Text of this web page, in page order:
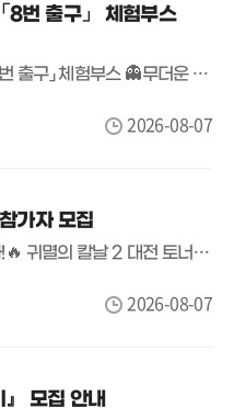
번 출구」 체험부스
👻 여름방학 공포게임 OPEN! 「8번 출구」 체험부스 👻무더운 여름, 등골이 오싹해지는 공포게임에 도전해 보세요!기장청소년센터에서 여름방학 특별 프로그램으로 화제의 공포게임 「8번 출구」 체험부스를 운영합니다.🚪 게임명▶ 「8번 출구」📅 운영기간2026. 8. 7.(금) ~ 8. 8.(토)13:00 ~ 18:00📍 장소기장청소년센터 만남의 장🎮 참가대상기장청소년센터 이용자 누구나🍪 참가혜택참여자 전원 간식 증정!(※ 간식 소진 시 조기 마감)👀 이런 분들께 추천합니다!✔ 공포게임을 좋아하는 사람✔ 친구와 함께 여름방학 추억을 만들고 싶은 사람✔ 「8번 출구」를 직접 플레이해 보고 싶은 사람혼자 도전해도 좋고,친구들과 함께 더욱 짜릿한 시간을 즐겨보세요!📢 참가비 무료!별도 신청 없이 운영시간 내 방문하면 누구나 참여 가능합니다.#기장청소년센터 #여름방학 #슈퍼플레이 #공포게임 #8번출구 #게임체험 #무료체험 #청소년활동 #기장놀거리 #여름방학추천
2026-08-07
가자 모집
삭제 📢 여름방학 최강자를 가려라!🔥 귀멸의 칼날 2 대전 토너먼트 참가자 모집 🔥귀멸의 칼날 팬이라면 놓칠 수 없는 승부!친구들과 함께 최고의 귀살대가 되어 토너먼트 우승에 도전해 보세요! 🎮⚔️🏆 귀멸의 칼날 2 대전 토너먼트📅 일시2026년 8월 20일(목) 15:00 ~ 17:00📍 장소기장청소년센터 회의실👦 참가 대상기장청소년센터 이용 청소년 📝 접수 방법📍 기장청소년센터 내부 현장 접수(접수처 운영)접수 시작 : 2026년 8월 8일(토) 에서 마감시 까지 (선착순 16명 마감!)🎮 진행 방식✔ 플레이스테이션 로컬 대전✔ 1:1 토너먼트 진행※ 참가 인원에 따라 운영 시간이 일부 조정될 수 있습니다.🎁 시상 안내🥇 1등 🥈 2등 🥉 3등, 4등 에게 소정의 상품 (접수시 상품 수요 조사 실시)🎉 참가자 전원에게는 소정의 기념품도 준비되어 있습니다!⚔️ 실력을 겨루고!🎉 친구들과 함께 즐기고!🏆 푸짐한 상품까지!여름방학 최고의 게임 대회, 기장청소년센터에서 함께하세요!🎮 친구와 함께 최강의 자리를 노려라! 💥
2026-08-07
모집 안내